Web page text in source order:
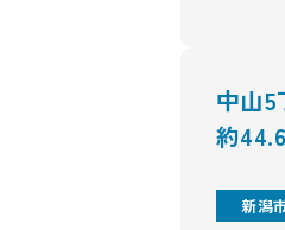
中山
約
新潟